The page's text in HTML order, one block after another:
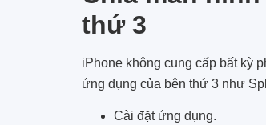
thứ 3
iPhone không cung cấp bất kỳ
ứng dụng của bên thứ 3 như
Cài đặt ứng dụng.